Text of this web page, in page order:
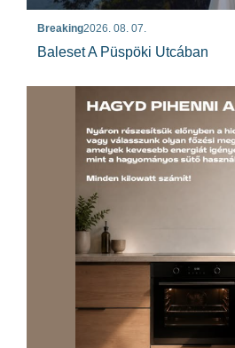
Breaking2026. 08. 07.
Baleset A Püspöki Utcában